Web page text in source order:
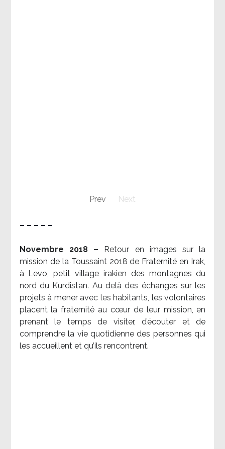
Prev Next
– – – – –
Novembre 2018 –
Retour en images sur la
mission de la Toussaint 2018 de Fraternité en Irak,
à Levo, petit village irakien des montagnes du
nord du Kurdistan. Au delà des échanges sur les
projets à mener avec les habitants, les volontaires
placent la fraternité au cœur de leur mission, en
prenant le temps de visiter, d’écouter et de
comprendre la vie quotidienne des personnes qui
les accueillent et qu’ils rencontrent.